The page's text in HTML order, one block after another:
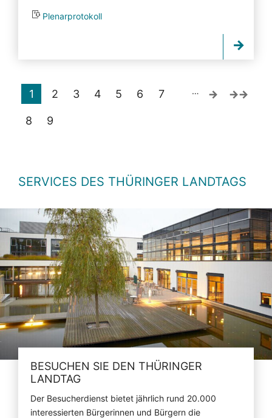
Plenarprotokoll
1 2 3 4 5 6 7
8 9
…
SERVICES DES THÜRINGER LANDTAGS
BESUCHEN SIE DEN THÜRINGER
LANDTAG
Der Besucherdienst bietet jährlich rund 20.000
interessierten Bürgerinnen und Bürgern die